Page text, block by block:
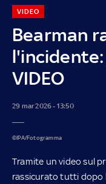
Bearman
VIDEO
VIDEO
29 mar 2026 - 13:50
©IPA/Fotogramma
Tramite un video sul
rassicurato tutti dopo